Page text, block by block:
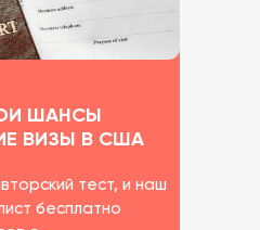
ШАНСЫ
ВИЗЫ В США
тест, и наш
бесплатно